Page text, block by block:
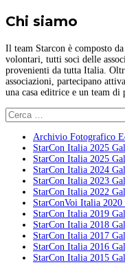
Chi siamo
Il team Starcon è composto
volontari, tutti soci delle
provenienti da tutta Italia.
associazioni, partecipano
una casa editrice e un team
Ricerca
per:
Archivio Fotografico
StarCon Italia 2025
StarCon Italia 2025
StarCon Italia 2024
StarCon Italia 2023
StarCon Italia 2022
StarConVoi Italia
StarCon Italia 2019
StarCon Italia 2018
StarCon Italia 2017
StarCon Italia 2016
StarCon Italia 2015